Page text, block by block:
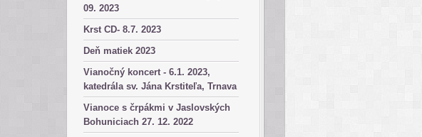
09. 2023
Krst CD- 8.7. 2023
Deň matiek 2023
Vianočný koncert - 6.1. 2023,
katedrála sv. Jána Krstiteľa, Trnava
Vianoce s črpákmi v Jaslovských
Bohuniciach 27. 12. 2022